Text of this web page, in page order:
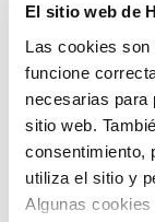
El sitio web de
Las cookies
funcione
necesarias para
sitio web.
consentimiento,
utiliza el sitio y
Algunas
Industrias a
Sector
Solar y
Diseño